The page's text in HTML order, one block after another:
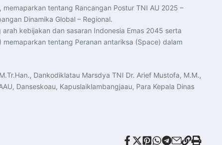
tentang Rancangan Postur TNI AU 2025 –
Dinamika Global – Regional.
kebijakan dan sasaran Indonesia Emas 2045 serta
tentang Peranan antariksa (Space) dalam
Dankodiklatau Marsdya TNI Dr. Arief Mustofa, M.M.,
Danseskoau, Kapuslaiklambangjaau, Para Kepala Dinas